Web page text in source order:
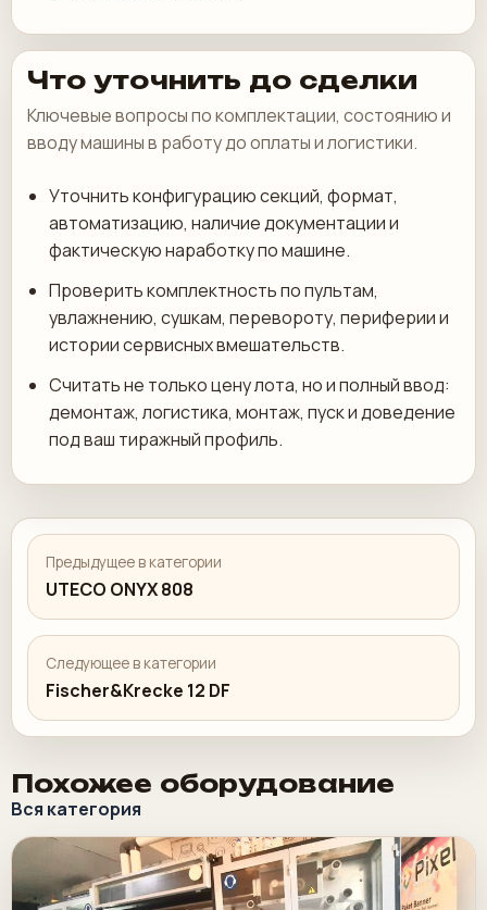
Что уточнить до сделки
Ключевые вопросы по комплектации, состоянию и
вводу машины в работу до оплаты и логистики.
Уточнить конфигурацию секций, формат,
автоматизацию, наличие документации и
фактическую наработку по машине.
Проверить комплектность по пультам,
увлажнению, сушкам, перевороту, периферии и
истории сервисных вмешательств.
Считать не только цену лота, но и полный ввод:
демонтаж, логистика, монтаж, пуск и доведение
под ваш тиражный профиль.
Предыдущее в категории
UTECO ONYX 808
Следующее в категории
Fischer&Krecke 12 DF
Похожее оборудование
Вся категория